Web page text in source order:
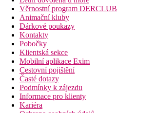
Věrnostní program DERCLUB
Animační kluby
Dárkové poukazy
Kontakty
Pobočky
Klientská sekce
Mobilní aplikace Exim
Cestovní pojištění
Časté dotazy
Podmínky k zájezdu
Informace pro klienty
Kariéra